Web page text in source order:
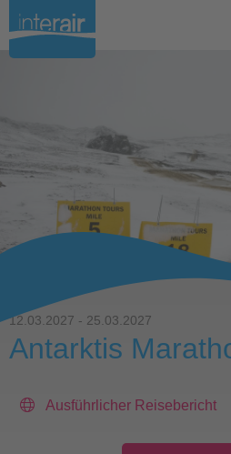
Ausführlicher Reisebericht
12.03.2027 - 25.03.2027
Antarktis